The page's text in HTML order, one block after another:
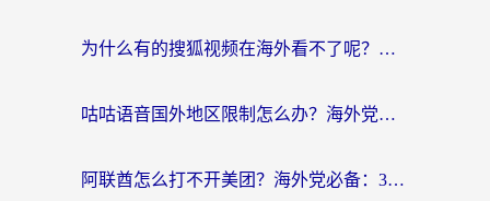
为什么有的搜狐视频在海外看不了呢？留学生亲测有效的回国加速攻略
咕咕语音国外地区限制怎么办？海外党必备的回国加速器选择指南（附音悦Tai、搜狐视频解决妙招）
阿联酋怎么打不开美团？海外党必备：3步解决回国追剧、看球、刷B站的全部烦恼